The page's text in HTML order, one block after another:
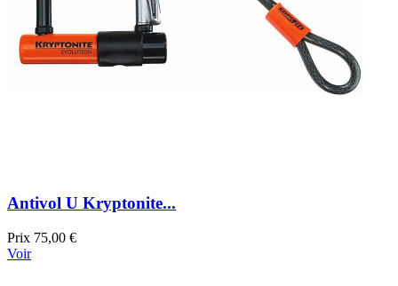
Antivol U Kryptonite...
Prix 75,00 €
Voir